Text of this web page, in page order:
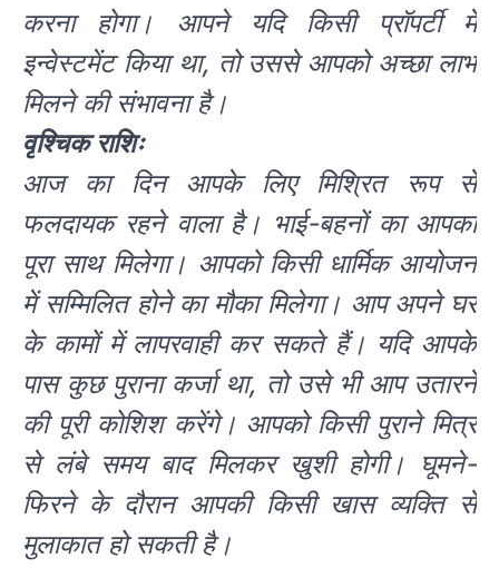
करना होगा। आपने यदि किसी प्रॉपर्टी में
इन्वेस्टमेंट किया था, तो उससे आपको अच्छा लाभ
मिलने की संभावना है।
वृश्चिक राशिः
आज का दिन आपके लिए मिश्रित रूप से
फलदायक रहने वाला है। भाई-बहनों का आपका
पूरा साथ मिलेगा। आपको किसी धार्मिक आयोजन
में सम्मिलित होने का मौका मिलेगा। आप अपने घर
के कामों में लापरवाही कर सकते हैं। यदि आपके
पास कुछ पुराना कर्जा था, तो उसे भी आप उतारने
की पूरी कोशिश करेंगे। आपको किसी पुराने मित्र
से लंबे समय बाद मिलकर खुशी होगी। घूमने-
फिरने के दौरान आपकी किसी खास व्यक्ति से
मुलाकात हो सकती है।